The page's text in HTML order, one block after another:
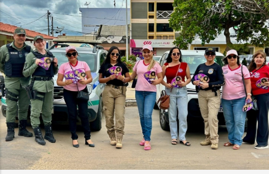
EM ALTA